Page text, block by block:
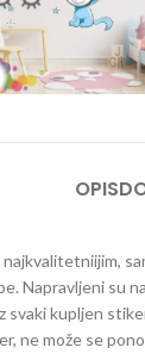
OPIS
Napravljeni su
svaki kupljen
ne može se